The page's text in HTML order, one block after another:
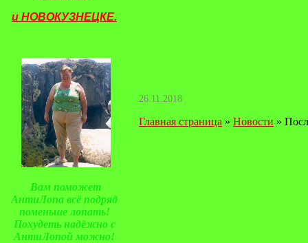
и НОВОКУЗНЕЦКЕ.
Вам поможет
АнтиЛопа всё подряд
поменьше лопать!
Похудеть надёжно с
АнтиЛопой можно!
26.11.2018
Главная страница » Новости »